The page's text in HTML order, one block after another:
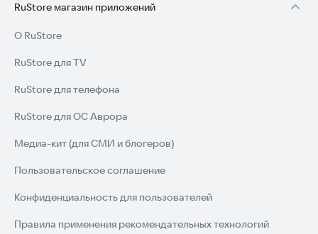
RuStore магазин приложений
О RuStore
RuStore для TV
RuStore для телефона
RuStore для ОС Аврора
Медиа-кит (для СМИ и блогеров)
Пользовательское соглашение
Конфиденциальность для пользователей
Правила применения рекомендательных технологий